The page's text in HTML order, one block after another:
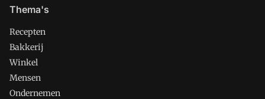
Thema's
Recepten
Bakkerij
Winkel
Mensen
Ondernemen